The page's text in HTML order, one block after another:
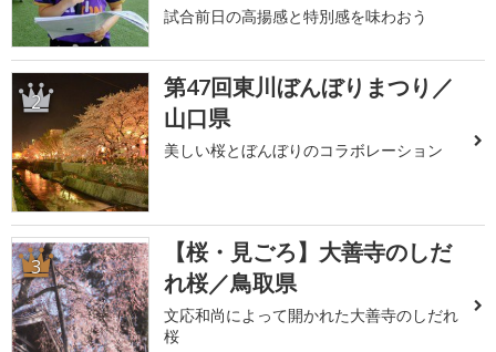
試合前日の高揚感と特別感を味わおう
2
第47回東川ぼんぼりまつり／
山口県
美しい桜とぼんぼりのコラボレーション
3
【桜・見ごろ】大善寺のしだ
れ桜／鳥取県
文応和尚によって開かれた大善寺のしだれ
桜